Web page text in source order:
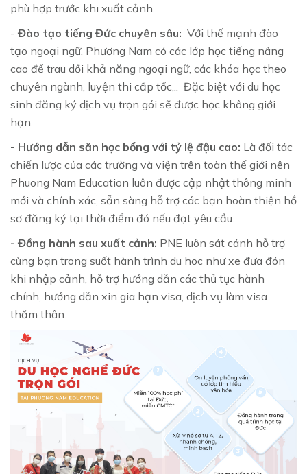
phù hợp trước khi xuất cảnh.
- Đào tạo tiếng Đức chuyên sâu: Với thế mạnh đào
tạo ngoại ngữ, Phương Nam có các lớp học tiếng nâng
cao để trau dồi khả năng ngoại ngữ, các khóa học theo
chuyên ngành, luyện thi cấp tốc,.. Đặc biệt với du học
sinh đăng ký dịch vụ trọn gói sẽ được học không giới
hạn.
- Hướng dẫn săn học bổng với tỷ lệ đậu cao: Là đối tác
chiến lược của các trường và viện trên toàn thế giới nên
Phuong Nam Education luôn được cập nhật thông minh
mới và chính xác, sẵn sàng hỗ trợ các bạn hoàn thiện hồ
sơ đăng ký tại thời điểm đó nếu đạt yêu cầu.
- Đồng hành sau xuất cảnh: PNE luôn sát cánh hỗ trợ
cùng bạn trong suốt hành trình du hoc như xe đưa đón
khi nhập cảnh, hỗ trợ hướng dẫn các thủ tục hành
chính, hướng dẫn xin gia hạn visa, dịch vụ làm visa
thăm thân.